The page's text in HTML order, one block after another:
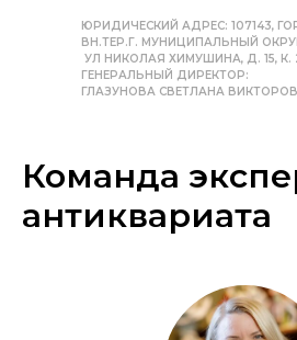
ЮРИДИЧЕСКИЙ АДРЕС: 107143,
ВН.ТЕР.Г. МУНИЦИПАЛЬНЫЙ
УЛ НИКОЛАЯ ХИМУШИНА, Д. 15, К.
ГЕНЕРАЛЬНЫЙ ДИРЕКТОР:
ГЛАЗУНОВА СВЕТЛАНА
Команда
антиквариата